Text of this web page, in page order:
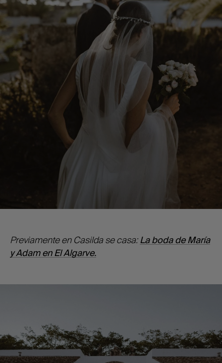
Previamente en Casilda se casa:La boda de María
y Adam en El Algarve.